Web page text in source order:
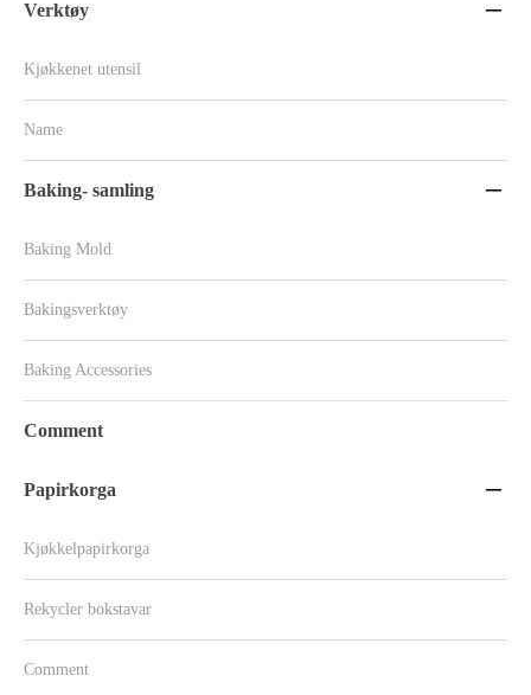
Verktøy 
Kjøkkenet utensil
Name
Baking- samling 
Baking Mold
Bakingsverktøy
Baking Accessories
Comment
Papirkorga 
Kjøkkelpapirkorga
Rekycler bokstavar
Comment